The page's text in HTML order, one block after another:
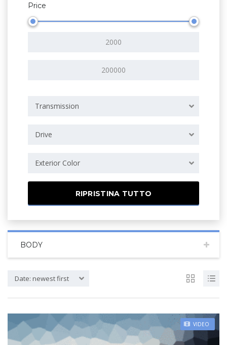
Price
Transmission
Drive
Exterior Color
RIPRISTINA TUTTO
BODY
Date: newest first
VIDEO